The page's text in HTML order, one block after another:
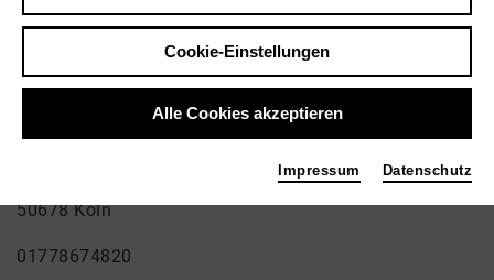
o-ton.koeln Konzertsaal / Recordings /
Proben / Projekte
Film / Funk, Musik, Theater
Kontakt
50678 Köln
01778674820
Cookie-Einstellungen
Alle Cookies akzeptieren
Impressum Datenschutz